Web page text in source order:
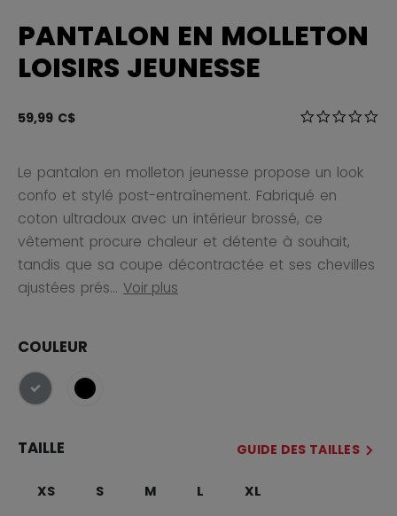
PANTALON EN MOLLETON
LOISIRS JEUNESSE
59,99 C$ 3,6 sur 5
Le pantalon en molleton jeunesse propose un look
confo et stylé post-entraînement. Fabriqué en
coton ultradoux avec un intérieur brossé, ce
vêtement procure chaleur et détente à souhait,
tandis que sa coupe décontractée et ses chevilles
ajustées prés... Voir plus
COULEUR
sélectionné
TAILLE GUIDE DES TAILLES
XS S M L XL